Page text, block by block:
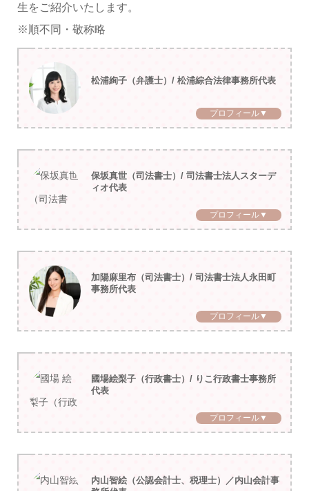
生をご紹介いたします。
※順不同・敬称略
松浦絢子（弁護士）/ 松浦綜合法律事務所代表
プロフィール▼
保坂真世（司法書士）/ 司法書士法人スターデ
ィオ代表
プロフィール▼
加陽麻里布（司法書士）/ 司法書士法人永田町
事務所代表
プロフィール▼
國場絵梨子（行政書士）/ りこ行政書士事務所
代表
プロフィール▼
内山智絵（公認会計士、税理士）／内山会計事